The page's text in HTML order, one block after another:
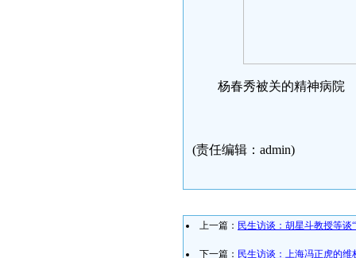
杨春秀被关的精神病院
(责任编辑：admin)
上一篇： 民生访谈：胡星斗教授等谈
下一篇： 民生访谈：上海冯正虎的维